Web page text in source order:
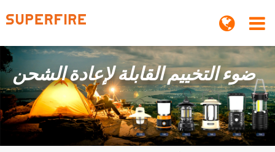
ضوء التخييم القابلة لإعادة الشحن